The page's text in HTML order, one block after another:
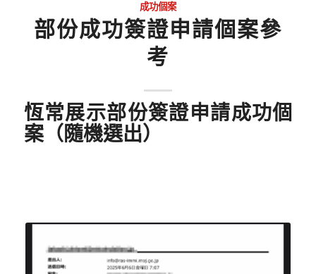
成功個案
部份成功簽證申請個案參
考
恆常展示部份簽證申請成功個
案（隨機選出）